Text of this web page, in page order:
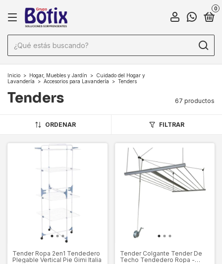
0
Inicio > Hogar, Muebles y Jardín > Cuidado del Hogar y
Lavandería
> Accesorios para Lavandería > Tenders
Tenders 67 productos
ORDENAR FILTRAR
Tender Ropa 2en1 Tendedero
Plegable Vertical Pie Gimi Italia
Tender Colgante Tender De
Techo Tendedero Ropa -